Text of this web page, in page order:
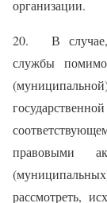
организации.
20. В случае,
службы помимо
правовыми
рассмотреть,